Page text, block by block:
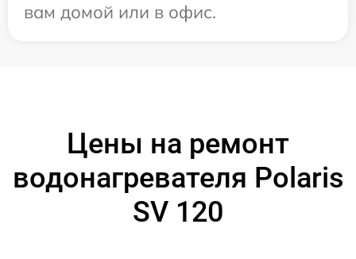
вам домой или в офис.
Цены на ремонт
водонагревателя Polaris
SV 120